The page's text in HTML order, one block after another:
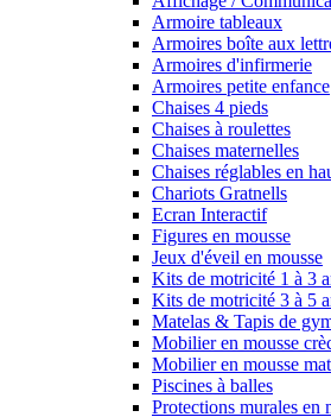
Armoire tableaux
Armoires boîte aux
Armoires d'infirmerie
Armoires petite enfance
Chaises 4 pieds
Chaises à roulettes
Chaises maternelles
Chaises réglables en
Chariots Gratnells
Ecran Interactif
Figures en mousse
Jeux d'éveil en mousse
Kits de motricité 1 à 3
Kits de motricité 3 à 5
Matelas & Tapis de
Mobilier en mousse
Mobilier en mousse
Piscines à balles
Protections murales en